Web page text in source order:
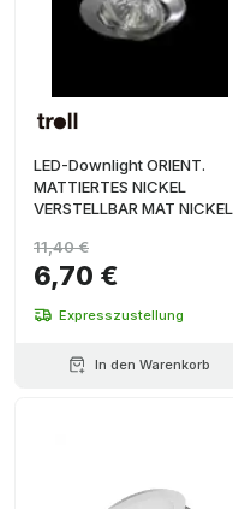
LED-Downlight ORIENT.
MATTIERTES NICKEL
VERSTELLBAR MAT NICKEL
6,70 €
11,40 €
Expresszustellung
In den Warenkorb